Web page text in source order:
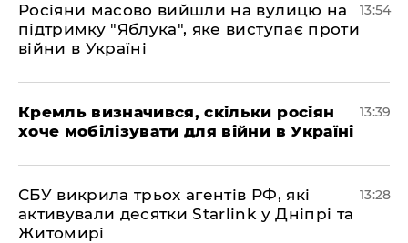
Росіяни масово вийшли на вулицю на
підтримку "Яблука", яке виступає проти
війни в Україні
13:54
Кремль визначився, скільки росіян
хоче мобілізувати для війни в Україні
13:39
СБУ викрила трьох агентів РФ, які
активували десятки Starlink у Дніпрі та
Житомирі
13:28